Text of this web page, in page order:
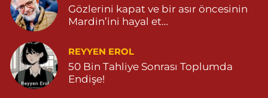
Gözlerini kapat ve bir asır öncesinin
Mardin’ini hayal et…
REYYEN EROL
50 Bin Tahliye Sonrası Toplumda
Endişe!